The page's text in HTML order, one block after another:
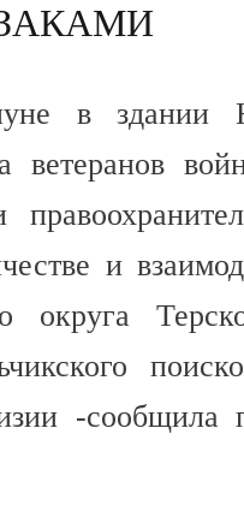
в здании
ветеранов
и
округа
-сообщила